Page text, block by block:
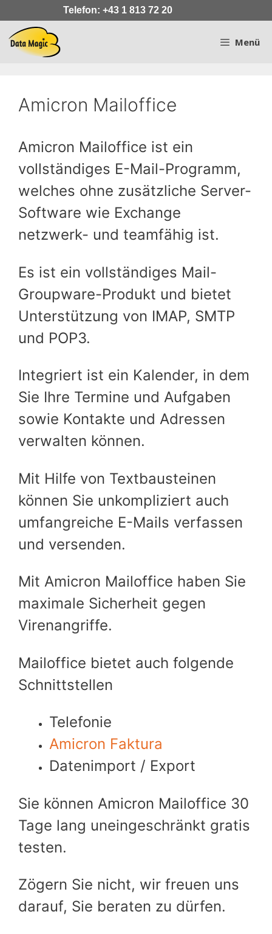
Inhalt
springen
Telefon: +43 1 813 72 20
Menü
Amicron Mailoffice
Amicron Mailoffice ist ein
vollständiges E-Mail-Programm,
welches ohne zusätzliche Server-
Software wie Exchange
netzwerk- und teamfähig ist.
Es ist ein vollständiges Mail-
Groupware-Produkt und bietet
Unterstützung von IMAP, SMTP
und POP3.
Integriert ist ein Kalender, in dem
Sie Ihre Termine und Aufgaben
sowie Kontakte und Adressen
verwalten können.
Mit Hilfe von Textbausteinen
können Sie unkompliziert auch
umfangreiche E-Mails verfassen
und versenden.
Mit Amicron Mailoffice haben Sie
maximale Sicherheit gegen
Virenangriffe.
Mailoffice bietet auch folgende
Schnittstellen
Telefonie
Amicron Faktura
Datenimport / Export
Sie können Amicron Mailoffice 30
Tage lang uneingeschränkt gratis
testen.
Zögern Sie nicht, wir freuen uns
darauf, Sie beraten zu dürfen.